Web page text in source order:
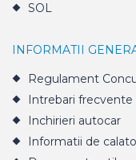
SOL
INFORMATII
Regulament
Intrebari frecvente
Inchirieri autocar
Informatii de